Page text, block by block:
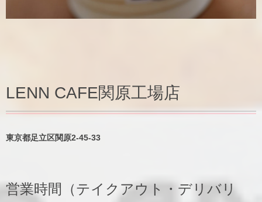
LENN CAFE関原工場店
東京都足立区関原2-45-33
営業時間（テイクアウト・デリバリ